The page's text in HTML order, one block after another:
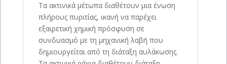
Τα ακτινικά μέτωπα διαθέτουν μια ένωση
πλήρους πυριτίας, ικανή να παρέχει
εξαιρετική χημική πρόσφυση σε
συνδυασμό με τη μηχανική λαβή που
δημιουργείται από τη διάταξη αυλάκωσης.